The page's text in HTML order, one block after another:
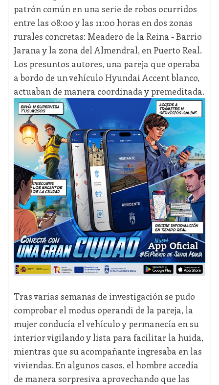
patrón común en una serie de robos ocurridos
entre las 08:00 y las 11:00 horas en dos zonas
rurales concretas: Meadero de la Reina - Barrio
Jarana y la zona del Almendral, en Puerto Real.
Los presuntos autores, una pareja que operaba
a bordo de un vehículo Hyundai Accent blanco,
actuaban de manera coordinada y premeditada.
Tras varias semanas de investigación se pudo
comprobar el modus operandi de la pareja, la
mujer conducía el vehículo y permanecía en su
interior vigilando y lista para facilitar la huida,
mientras que su acompañante ingresaba en las
viviendas. En algunos casos, el hombre accedía
de manera sorpresiva aprovechando que las